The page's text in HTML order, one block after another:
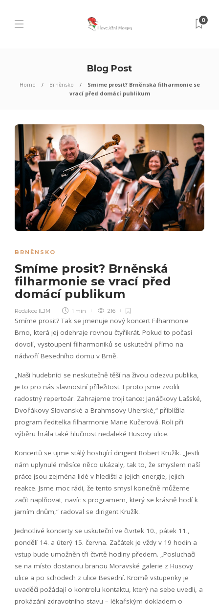
0
Blog Post
Home Brněnsko
Smíme prosit? Brněnská filharmonie se
vrací před domácí publikum
BRNĚNSKO
Smíme prosit? Brněnská
filharmonie se vrací před
domácí publikum
Redakce ILJM 1 min 216
Smíme prosit? Tak se jmenuje nový koncert Filharmonie
Brno, která jej odehraje rovnou čtyřikrát. Pokud to počasí
dovolí, vystoupení filharmoniků se uskuteční přímo na
nádvoří Besedního domu v Brně.
„Naši hudebníci se neskutečně těší na živou odezvu publika,
je to pro nás slavnostní příležitost. I proto jsme zvolili
radostný repertoár. Zahrajeme trojí tance: Janáčkovy Lašské,
Dvořákovy Slovanské a Brahmsovy Uherské,“ přiblížila
program ředitelka filharmonie Marie Kučerová. Roli při
výběru hrála také hlučnost nedaleké Husovy ulice.
Koncertů se ujme stálý hostující dirigent Robert Kružík. „Jestli
nám uplynulé měsíce něco ukázaly, tak to, že smyslem naší
práce jsou zejména lidé v hledišti a jejich energie, jejich
reakce. Jsme moc rádi, že tento smysl konečně můžeme
začít naplňovat, navíc s programem, který se krásně hodí k
jarním dnům,“ radoval se dirigent Kružík.
Jednotlivé koncerty se uskuteční ve čtvrtek 10., pátek 11.,
pondělí 14. a úterý 15. června. Začátek je vždy v 19 hodin a
vstup bude umožněn tři čtvrtě hodiny předem. „Posluchači
se na místo dostanou branou Moravské galerie z Husovy
ulice a po schodech z ulice Besední. Kromě vstupenky je
uvaděči požádají o kontrolu kontaktu, který na sebe uvedli, a
prokázání zdravotního stavu – lékařským dokladem o